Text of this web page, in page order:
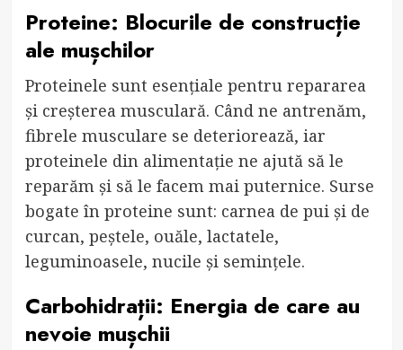
Proteine: Blocurile de construcție
ale mușchilor
Proteinele sunt esențiale pentru repararea
și creșterea musculară. Când ne antrenăm,
fibrele musculare se deteriorează, iar
proteinele din alimentație ne ajută să le
reparăm și să le facem mai puternice. Surse
bogate în proteine sunt: carnea de pui și de
curcan, peștele, ouăle, lactatele,
leguminoasele, nucile și semințele.
Carbohidrații: Energia de care au
nevoie mușchii